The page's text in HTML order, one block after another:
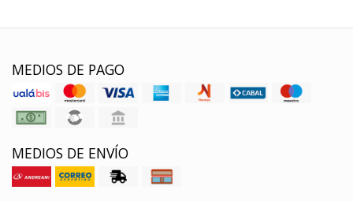
MEDIOS DE PAGO
MEDIOS DE ENVÍO